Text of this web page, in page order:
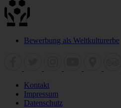
Bewerbung als Weltkulturerbe
Kontakt
Impressum
Datenschutz